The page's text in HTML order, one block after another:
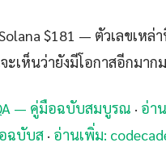
$181 — ตัวเลขเหล่
เห็นว่ายังมีโอกาสอีกมาก
— คู่มือฉบับสมบูรณ · อ่า
ฉบับส · อ่านเพิ่ม: